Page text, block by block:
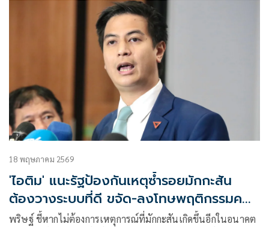
18 พฤษภาคม 2569
'ไอติม' แนะรัฐป้องกันเหตุซ้ำรอยมักกะสัน
ต้องวางระบบที่ดี ขจัด-ลงโทษพฤติกรรมคน
ไม่ดี
พริษฐ์ ชี้หากไม่ต้องการเหตุการณ์ที่มักกะสันเกิดขึ้นอีกในอนาคต